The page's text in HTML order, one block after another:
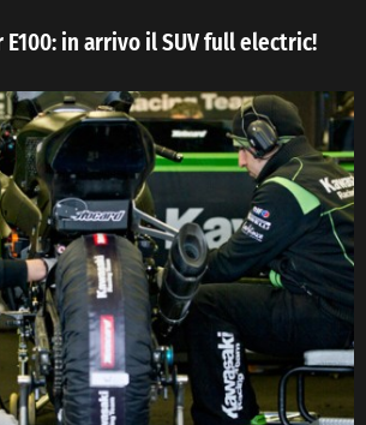
E100: in arrivo il SUV full electric!